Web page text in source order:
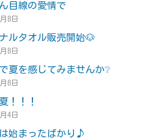
目線の愛情で
8日
ルタオル販売開始🐶
8日
夏を感じてみませんか❔
6日
！！！
4日
始まったばかり♪